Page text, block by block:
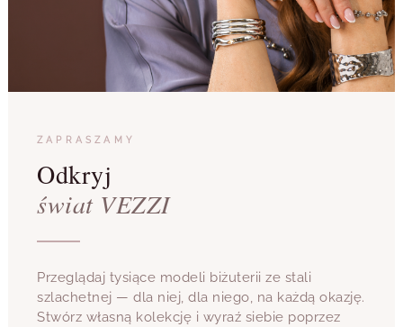
ZAPRASZAMY
Odkryj
świat VEZZI
Przeglądaj tysiące modeli biżuterii ze stali
szlachetnej — dla niej, dla niego, na każdą okazję.
Stwórz własną kolekcję i wyraź siebie poprzez